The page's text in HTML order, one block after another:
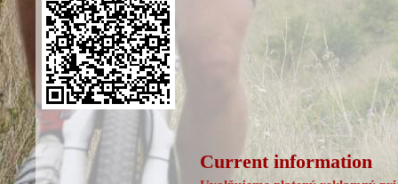
Current information